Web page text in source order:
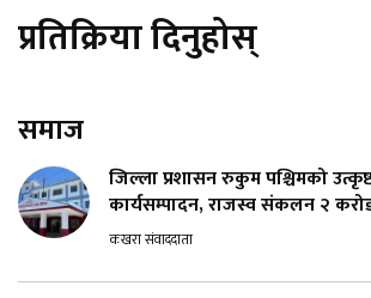
प्रतिक्रिया दिनुहोस्
समाज
जिल्ला प्रशासन रुकुम पश्चिमको
कार्यसम्पादन, राजस्व संकलन २
कखरा संवाददाता